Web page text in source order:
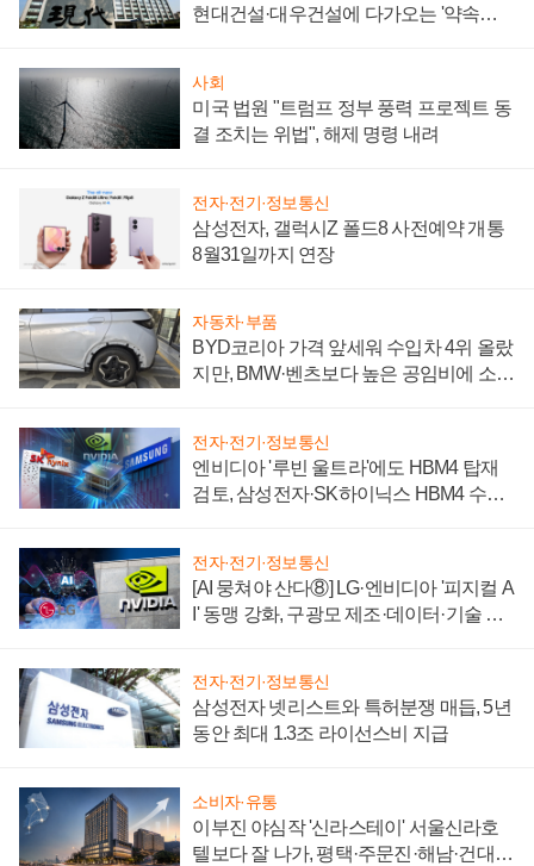
현대건설·대우건설에 다가오는 '약속의
사회
미국 법원 "트럼프 정부 풍력 프로젝트 동
결 조치는 위법", 해제 명령 내려
전자·전기·정보통신
삼성전자, 갤럭시Z 폴드8 사전예약 개통
8월31일까지 연장
자동차·부품
BYD코리아 가격 앞세워 수입차 4위 올랐
지만, BMW·벤츠보다 높은 공임비에 소비
전자·전기·정보통신
엔비디아 '루빈 울트라'에도 HBM4 탑재
검토, 삼성전자·SK하이닉스 HBM4 수율
전자·전기·정보통신
[AI 뭉쳐야 산다⑧] LG·엔비디아 '피지컬 A
I' 동맹 강화, 구광모 제조·데이터·기술 결
전자·전기·정보통신
삼성전자 넷리스트와 특허분쟁 매듭, 5년
동안 최대 1.3조 라이선스비 지급
소비자·유통
이부진 야심작 '신라스테이' 서울신라호
텔보다 잘 나가, 평택·주문진·해남·건대로